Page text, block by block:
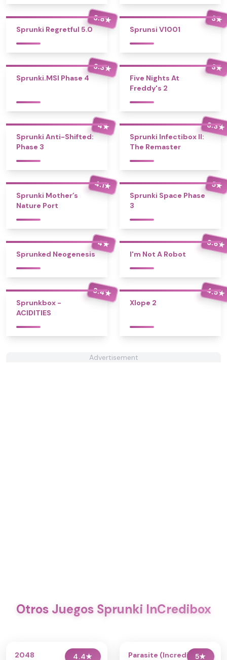
3.8★
Sprunki Regretful 5.0
3★
Sprunsi V1001
3.3★
Sprunki.MSI Phase 4
3★
Five Nights At
Freddy's 2
4★
Sprunki Anti-Shifted:
Phase 3
3.3★
Sprunki Infectibox II:
The Remaster
4.1★
Sprunki Mother’s
Nature Port
5★
Sprunki Space Phase
3
4★
Sprunked Neogenesis
3.6★
I'm Not A Robot
3.4★
Sprunkbox -
ACIDITIES
4.5★
Xlope 2
Advertisement
Otros Juegos Sprunki InCredibox
4.4★
2048 5★
Parasite (Incredibox